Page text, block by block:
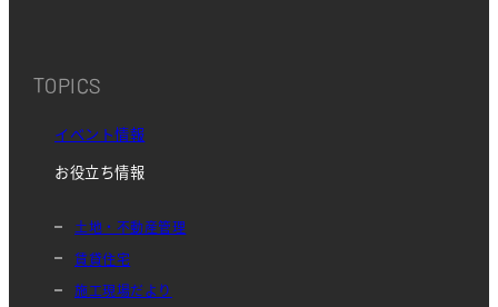
TOPICS
イベント情報
お役立ち情報
土地・不動産管理
賃貸住宅
施工現場だより